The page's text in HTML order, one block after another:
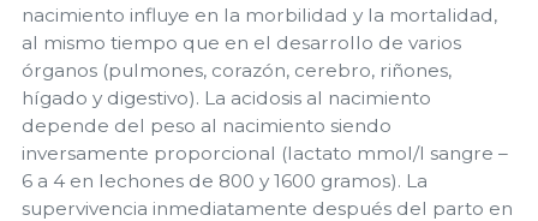
nacimiento influye en la morbilidad y la mortalidad,
al mismo tiempo que en el desarrollo de varios
órganos (pulmones, corazón, cerebro, riñones,
hígado y digestivo). La acidosis al nacimiento
depende del peso al nacimiento siendo
inversamente proporcional (lactato mmol/l sangre –
6 a 4 en lechones de 800 y 1600 gramos). La
supervivencia inmediatamente después del parto en